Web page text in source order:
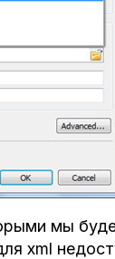
мы
xml